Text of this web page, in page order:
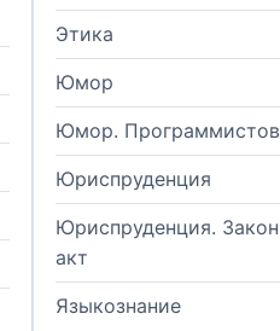
Этика
Юмор
Юмор. Программистов
Юриспруденция
Юриспруденция. Закон
акт
Языкознание